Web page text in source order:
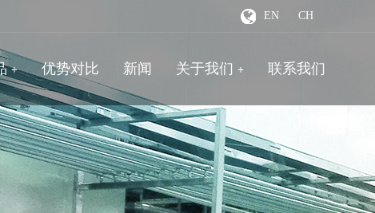
EN CH
+ 优势对比 新闻 关于我们 + 联系我们